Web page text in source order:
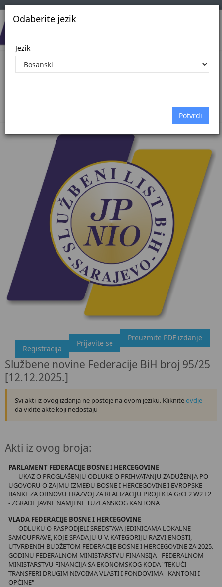
Odaberite jezik
Jezik
Pregled Dokumenata| Broj 95/25
"Službeni glasnik BiH", broj 95/25 12.12.2025.
Ovdje možete preuzeti dokument, kao i obaviti kratki uvid u
sadržaj dokumenta.
Preuzmite PDF izdanje
Prijavite se
Registracija
Službene novine Federacije BiH broj 95/25
[12.12.2025.]
Svi akti iz ovog izdanja ne postoje na ovom jeziku. Klikniteovdje
da vidite akte koji nedostaju
Akti iz ovog broja:
PARLAMENT FEDERACIJE BOSNE I HERCEGOVINE
UKAZ O PROGLAŠENJU ODLUKE O PRIHVATANJU ZADUŽENJA PO
UGOVORU O ZAJMU IZMEĐU BOSNE I HERCEGOVINE I EVROPSKE
BANKE ZA OBNOVU I RAZVOJ ZA REALIZACIJU PROJEKTA GrCF2 W2 E2
- ZGRADE JAVNE NAMJENE TUZLANSKOG KANTONA
VLADA FEDERACIJE BOSNE I HERCEGOVINE
ODLUKU O RASPODJELI SREDSTAVA JEDINICAMA LOKALNE
SAMOUPRAVE, KOJE SPADAJU U V. KATEGORIJU RAZVIJENOSTI,
UTVRĐENIH BUDŽETOM FEDERACIJE BOSNE I HERCEGOVINE ZA 2025.
GODINU FEDERALNOM MINISTARSTVU FINANSIJA - FEDERALNOM
MINISTARSTVU FINANCIJA SA EKONOMSKOG KODA "TEKUĆI
TRANSFERI DRUGIM NIVOIMA VLASTI I FONDOVIMA - KANTONI I
OPĆINE"